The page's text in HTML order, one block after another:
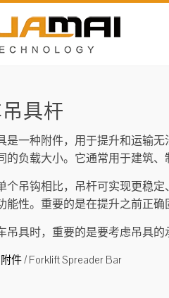
具杆
是一种附件，用于提升和运输
的负载大小。它通常用于建筑
个吊钩相比，吊杆可实现更稳
能性。重要的是在提升之前正确
吊具时，重要的是要考虑吊具
件/ Forklift Spreader Bar